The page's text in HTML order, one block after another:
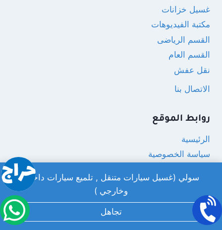
سولي (غسيل سيارات متنقل , تلميع سيارات داخلي
وخارجي )
تجاهل
غسيل خزانات
مكتبة الفيديوهات
القسم الرياضى
القسم العام
نقل عفش
الاتصال بنا
روابط الموقع
الرئيسية
سياسة الخصوصية
من نحن
مواقع مفيدة